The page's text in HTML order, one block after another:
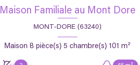
Maison Familiale au Mont Dore
MONT-DORE (63240)
Maison 8 pièce(s) 5 chambre(s) 101 m²